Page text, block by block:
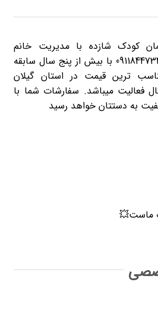
کودک شازده با مدیریت خانم
نورحسین شماره تماس:09118447340 با بیش از پنج سال سابقه
ترین قیمت در استان گیلان
فعالیت میباشد. سفارشات شما با
به دستتانخواهد رسید
ماست💥